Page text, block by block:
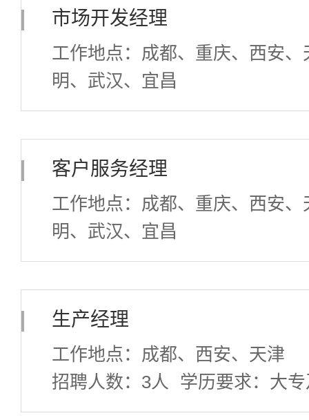
市场开发经理
工作地点：成都、重庆、西安、
明、武汉、宜昌
招聘人数：20人 学历要求：中
客户服务经理
工作地点：成都、重庆、西安、
明、武汉、宜昌
招聘人数：20人 学历要求：中
生产经理
工作地点：成都、西安、天津
招聘人数：3人 学历要求：大